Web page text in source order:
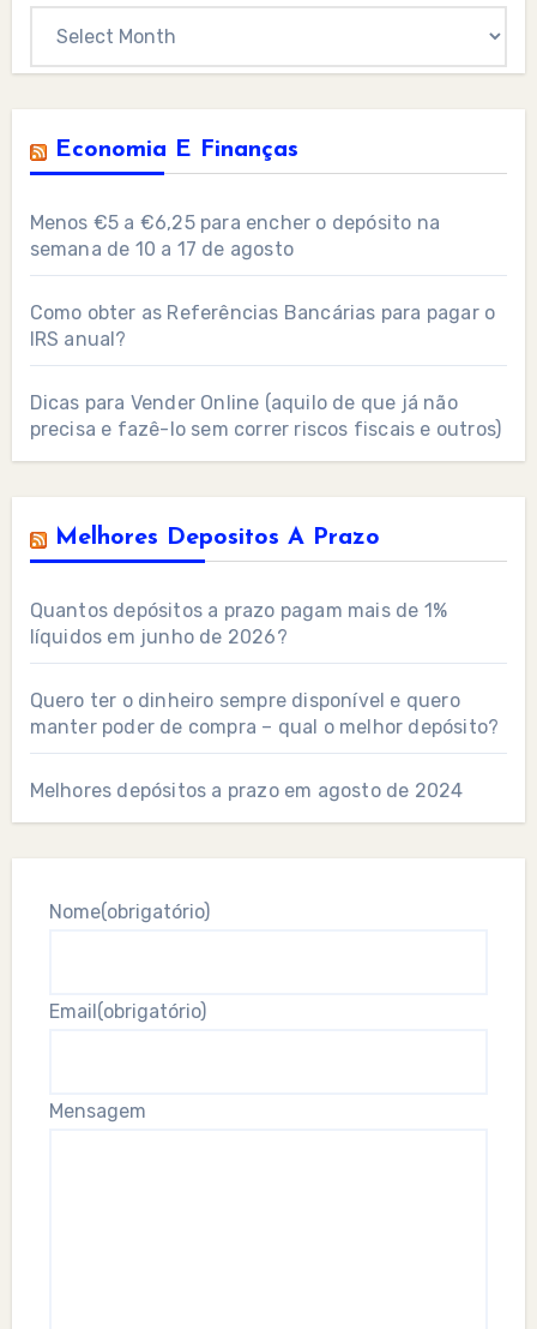
Economia E Finanças
Menos €5 a €6,25 para encher o depósito na
semana de 10 a 17 de agosto
Como obter as Referências Bancárias para pagar o
IRS anual?
Dicas para Vender Online (aquilo de que já não
precisa e fazê-lo sem correr riscos fiscais e outros)
Melhores Depositos A Prazo
Quantos depósitos a prazo pagam mais de 1%
líquidos em junho de 2026?
Quero ter o dinheiro sempre disponível e quero
manter poder de compra – qual o melhor depósito?
Melhores depósitos a prazo em agosto de 2024
Nome(obrigatório)
Email (obrigatório)
Mensagem